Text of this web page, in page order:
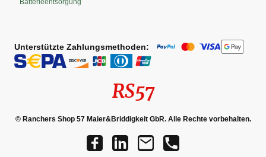
Unterstützte Zahlungsmethoden:
RS57
© Ranchers Shop 57 Maier&Briddigkeit GbR. Alle Rechte vorbehalten.